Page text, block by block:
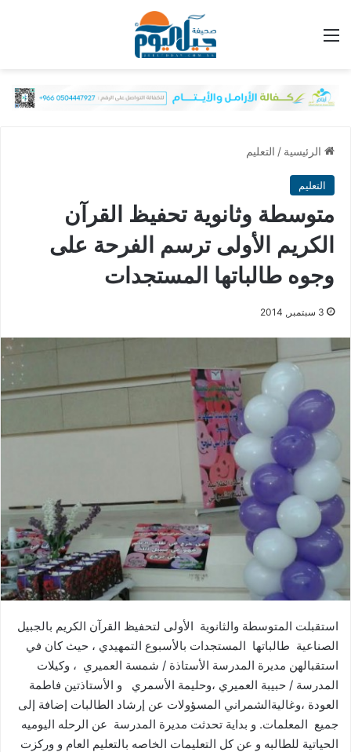
الرئيسية / التعليم
التعليم
متوسطة وثانوية تحفيظ القرآن
الكريم اﻷولى ترسم الفرحة على
وجوه طالباتها المستجدات
3 سبتمبر, 2014
استقبلت المتوسطة والثانوية اﻷولى لتحفيظ القرآن الكريم بالجبيل
الصناعية طالباتها المستجدات بالأسبوع التمهيدي ، حيث كان في
استقبالهن مديرة المدرسة اﻷستاذة / شمسة العميري ، وكيلات
المدرسة / حبيبة العميري ،وحليمة اﻷسمري و اﻷستاذتين فاطمة
العودة ،وغاليةالشمراني المسؤوﻻت عن إرشاد الطالبات إضافة إلى
جميع المعلمات. و بداية تحدثت مديرة المدرسة عن الرحله اليوميه
الحياتية للطالبه و عن كل التعليمات الخاصه بالتعليم العام و وركزت